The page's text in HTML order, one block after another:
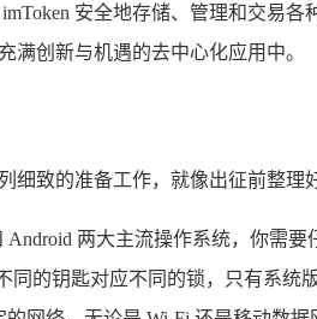
安全地存储、管理和交易各
满创新与机遇的去中心化应用中。
细致的准备工作，就像出征前整理
Android 两大主流操作系统，你需
同的钥匙对应不同的锁，只有系统